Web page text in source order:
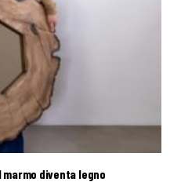
diventa legno